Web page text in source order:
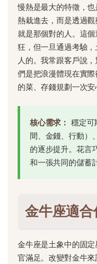
慢熱是最大的特徵，
熱栽進去，而是透過
就是那個對的人。這
狂，但一旦通過考驗
人的。我常跟客戶說
們是把浪漫體現在實
的菜、存錢規劃一次安
核心需求： 穩定可
間、金錢、行動）
的逐步提升。花言
和一張共同的儲蓄
金牛座適合
金牛座是土象中的固
官滿足。改變對金牛